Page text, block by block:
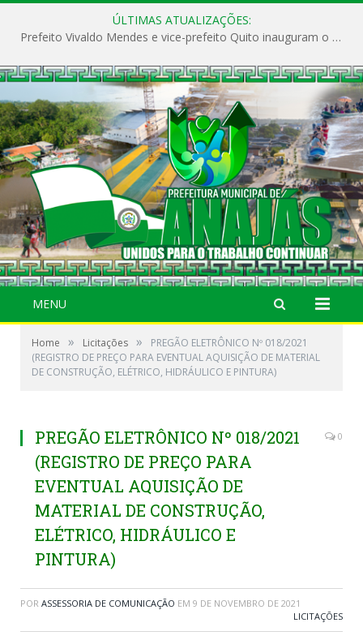
ÚLTIMAS ATUALIZAÇÕES:
Prefeito Vivaldo Mendes e vice-prefeito Quito inauguram o CAPS e fortalecem a saúde pública em Anajás.
MENU
Home » Licitações »
PREGÃO ELETRÔNICO Nº 018/2021
(REGISTRO DE PREÇO PARA EVENTUAL AQUISIÇÃO DE MATERIAL
DE CONSTRUÇÃO, ELÉTRICO, HIDRÁULICO E PINTURA)
PREGÃO ELETRÔNICO Nº 018/2021
(REGISTRO DE PREÇO PARA
EVENTUAL AQUISIÇÃO DE
MATERIAL DE CONSTRUÇÃO,
ELÉTRICO, HIDRÁULICO E
PINTURA)
0
POR ASSESSORIA DE COMUNICAÇÃO EM 9 DE NOVEMBRO DE 2021
LICITAÇÕES